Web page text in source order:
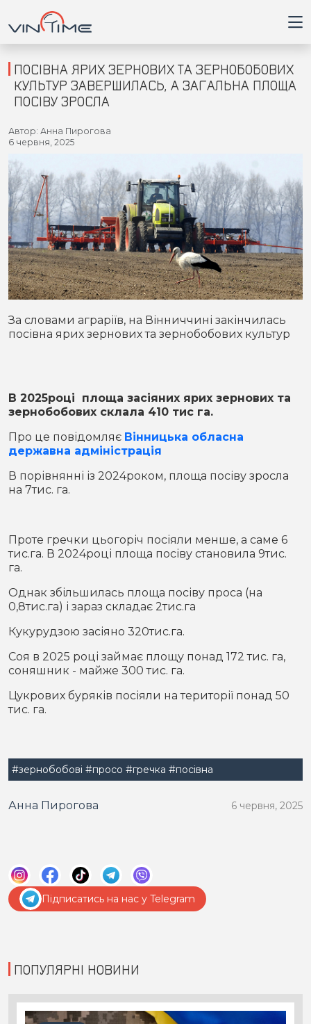
Головна
Війна
Новини
Кримінал
Здоров'я
Приватна думка
В кулуарах
Місто
Партнери
Спорт
Спорт
Футбол
Контакти
ПОСІВНА ЯРИХ ЗЕРНОВИХ ТА ЗЕРНОБОБОВИХ
КУЛЬТУР ЗАВЕРШИЛАСЬ, А ЗАГАЛЬНА ПЛОЩА
ПОСІВУ ЗРОСЛА
Автор: Анна Пирогова
6 червня, 2025
За словами аграріїв, на Вінниччині закінчилась
посівна ярих зернових та зернобобових культур
В 2025році площа засіяних ярих зернових та
зернобобових склала 410 тис га.
Про це повідомляє Вінницька обласна
державна адміністрація
В порівнянні із 2024роком, площа посіву зросла
на 7тис. га.
Проте гречки цьогоріч посіяли менше, а саме 6
тис.га. В 2024році площа посіву становила 9тис.
га.
Однак збільшилась площа посіву проса (на
0,8тис.га) і зараз складає 2тис.га
Кукурудзою засіяно 320тис.га.
Соя в 2025 році займає площу понад 172 тис. га,
соняшник - майже 300 тис. га.
Цукрових буряків посіяли на території понад 50
тис. га.
#зернобобові #просо #гречка #посівна
Анна Пирогова 6 червня, 2025
Підписатись на нас у Telegram
ПОПУЛЯРНІ НОВИНИ